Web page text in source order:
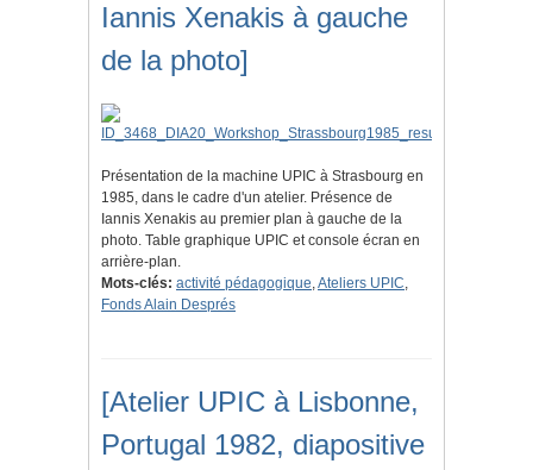
Iannis Xenakis à gauche
de la photo]
Présentation de la machine UPIC à Strasbourg en
1985, dans le cadre d'un atelier. Présence de
Iannis Xenakis au premier plan à gauche de la
photo. Table graphique UPIC et console écran en
arrière-plan.
Mots-clés: activité pédagogique,Ateliers UPIC,
Fonds Alain Després
[Atelier UPIC à Lisbonne,
Portugal 1982, diapositive